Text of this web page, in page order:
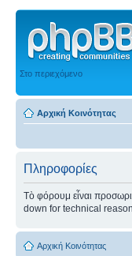
Στο περιεχόμενο
Αρχική Κοινότητας
Πληροφορίες
Τὸ φόρουμ εἶναι
down for technical
Αρχική Κοινότητας